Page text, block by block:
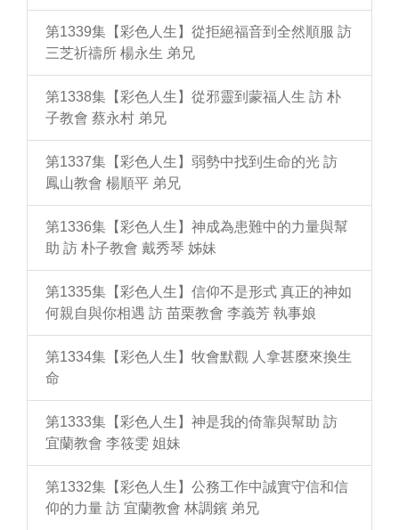
第1339集【彩色人生】從拒絕福音到全然順服 訪
三芝祈禱所 楊永生 弟兄
第1338集【彩色人生】從邪靈到蒙福人生 訪 朴
子教會 蔡永村 弟兄
第1337集【彩色人生】弱勢中找到生命的光 訪
鳳山教會 楊順平 弟兄
第1336集【彩色人生】神成為患難中的力量與幫
助 訪 朴子教會 戴秀琴 姊妹
第1335集【彩色人生】信仰不是形式 真正的神如
何親自與你相遇 訪 苗栗教會 李義芳 執事娘
第1334集【彩色人生】牧會默觀 人拿甚麼來換生
命
第1333集【彩色人生】神是我的倚靠與幫助 訪
宜蘭教會 李筱雯 姐妹
第1332集【彩色人生】公務工作中誠實守信和信
仰的力量 訪 宜蘭教會 林調鑌 弟兄